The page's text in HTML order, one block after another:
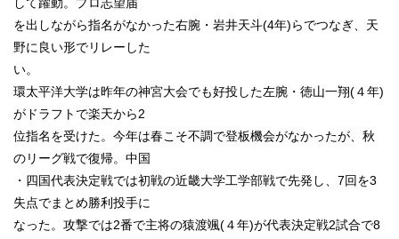
して躍動。プロ志望届
を出しながら指名がなかった右腕・岩井天斗(4年)らでつなぎ、天
野に良い形でリレーした
い。
環太平洋大学は昨年の神宮大会でも好投した左腕・徳山一翔(４年)
がドラフトで楽天から2
位指名を受けた。今年は春こそ不調で登板機会がなかったが、秋
のリーグ戦で復帰。中国
・四国代表決定戦では初戦の近畿大学工学部戦で先発し、7回を3
失点でまとめ勝利投手に
なった。攻撃では2番で主将の猿渡颯(４年)が代表決定戦2試合で8